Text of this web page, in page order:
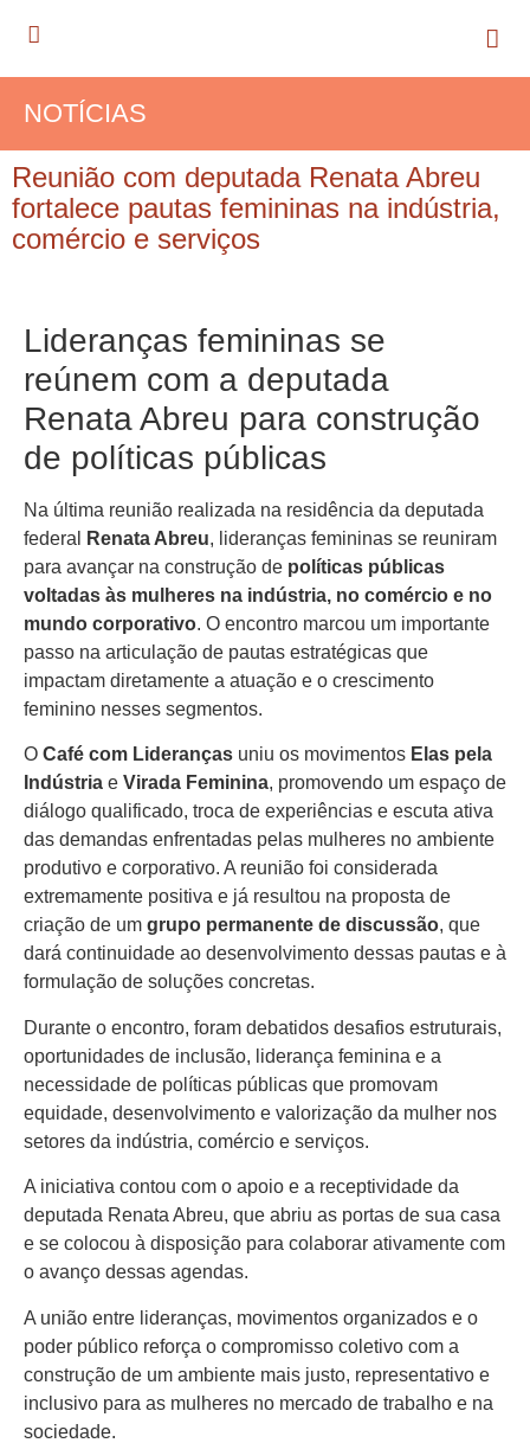
NOTÍCIAS
Reunião com deputada Renata Abreu
fortalece pautas femininas na indústria,
comércio e serviços
Lideranças femininas se
reúnem com a deputada
Renata Abreu para construção
de políticas públicas
Na última reunião realizada na residência da deputada
federal
Renata Abreu, lideranças femininas se reuniram
para avançar na construção de políticas públicas
voltadas às mulheres na indústria, no comércio e no
mundo corporativo. O encontro marcou um importante
passo na articulação de pautas estratégicas que
impactam diretamente a atuação e o crescimento
feminino nesses segmentos.
O Café com Lideranças uniu os movimentos Elas pela
Indústria e Virada Feminina, promovendo um espaço de
diálogo qualificado, troca de experiências e escuta ativa
das demandas enfrentadas pelas mulheres no ambiente
produtivo e corporativo. A reunião foi considerada
extremamente positiva e já resultou na proposta de
criação de um grupo permanente de discussão, que
dará continuidade ao desenvolvimento dessas pautas e à
formulação de soluções concretas.
Durante o encontro, foram debatidos desafios estruturais,
oportunidades de inclusão, liderança feminina e a
necessidade de políticas públicas que promovam
equidade, desenvolvimento e valorização da mulher nos
setores da indústria, comércio e serviços.
A iniciativa contou com o apoio e a receptividade da
deputada Renata Abreu, que abriu as portas de sua casa
e se colocou à disposição para colaborar ativamente com
o avanço dessas agendas.
A união entre lideranças, movimentos organizados e o
poder público reforça o compromisso coletivo com a
construção de um ambiente mais justo, representativo e
inclusivo para as mulheres no mercado de trabalho e na
sociedade.